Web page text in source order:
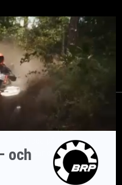
en återförsäljare
dig
att få reda på de senaste
erbjudandena.